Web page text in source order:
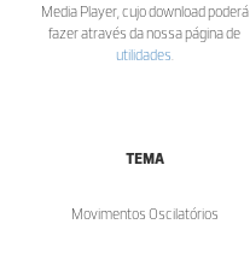
Media Player, cujo download poderá
fazer através da nossa página de
utilidades.
TEMA
Movimentos Oscilatórios